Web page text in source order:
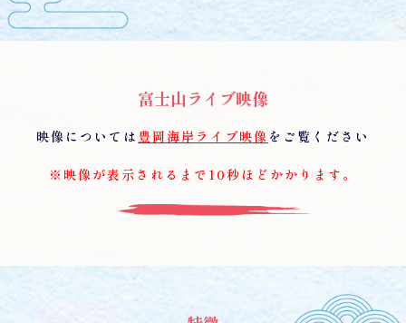
富士山ライブ映像
映像については 豊岡海岸ライブ映像 をご覧ください
※映像が表示されるまで10秒ほどかかります。